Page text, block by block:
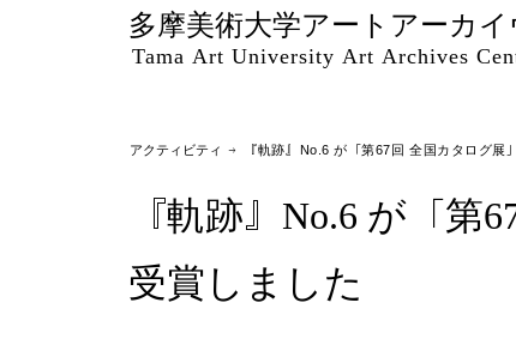
多摩美術大学アートアーカ
Tama Art University Art Archives
アクティビティ → 『軌跡』No.6 が「第67回 全国カタログ展
『軌跡』No.6 が「
受賞しました